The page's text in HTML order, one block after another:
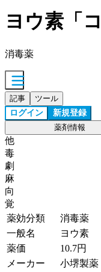
ヨウ素「
消毒薬
記事 ツール
ログイン 新規登録
薬剤情報
他
毒
劇
麻
向
覚
薬効分類
消毒薬
一般名
ヨウ素
薬価
10.7円
メーカー
小堺製薬